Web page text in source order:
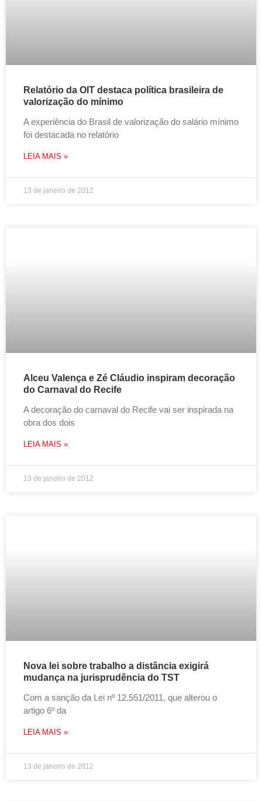
Relatório da OIT destaca política brasileira de
valorização do mínimo
A experiência do Brasil de valorização do salário mínimo
foi destacada no relatório
LEIA MAIS »
13 de janeiro de 2012
Alceu Valença e Zé Cláudio inspiram decoração
do Carnaval do Recife
A decoração do carnaval do Recife vai ser inspirada na
obra dos dois
LEIA MAIS »
13 de janeiro de 2012
Nova lei sobre trabalho a distância exigirá
mudança na jurisprudência do TST
Com a sanção da Lei nº 12.551/2011, que alterou o
artigo 6º da
LEIA MAIS »
13 de janeiro de 2012